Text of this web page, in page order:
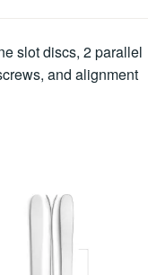
slot discs, 2 parallel
and alignment